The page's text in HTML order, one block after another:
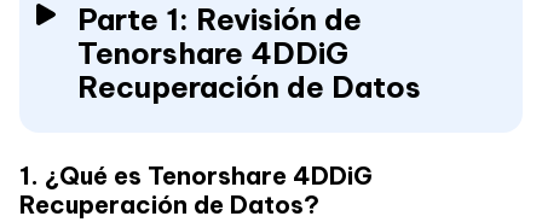
Parte 1: Revisión de
Tenorshare 4DDiG
Recuperación de Datos
1. ¿Qué es Tenorshare 4DDiG
Recuperación de Datos?